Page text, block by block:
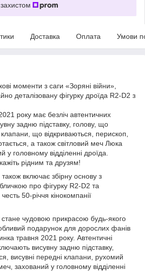
Доставка Оплата Умови
моменти з саги «Зоряні війни»,
деталізовану фігурку дроїда R2-D2 з
року має безліч автентичних
задню підставку, голову, що
що відкриваються, перископ,
а також світловий меч Люка
у головному відділенні дроїда.
рідним та друзям!
включає збірну основу з
про фігурку R2-D2 та
50-річчя кінокомпанії
чудовою прикрасою будь-якого
подарунок для дорослих фанів
травня 2021 року. Автентичні
висувну задню підставку,
висувні передні клапани, рухомий
захований у головному відділенні